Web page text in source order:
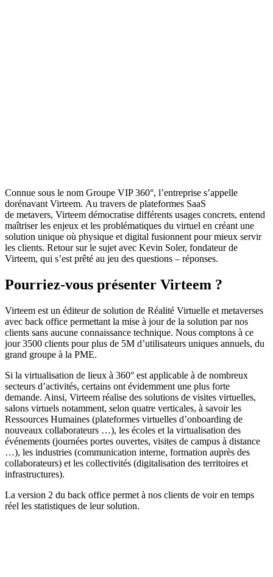
Connue sous le nom Groupe VIP 360°, l’entreprise s’appelle
dorénavant Virteem. Au travers de plateformes SaaS
de metavers, Virteem démocratise différents usages concrets, entend
maîtriser les enjeux et les problématiques du virtuel en créant une
solution unique où physique et digital fusionnent pour mieux servir
les clients. Retour sur le sujet avec Kevin Soler, fondateur de
Virteem, qui s’est prêté au jeu des questions – réponses.
Pourriez-vous présenter Virteem ?
Virteem est un éditeur de solution de Réalité Virtuelle et metaverses
avec back office permettant la mise à jour de la solution par nos
clients sans aucune connaissance technique. Nous comptons à ce
jour 3500 clients pour plus de 5M d’utilisateurs uniques annuels, du
grand groupe à la PME.
Si la virtualisation de lieux à 360° est applicable à de nombreux
secteurs d’activités, certains ont évidemment une plus forte
demande. Ainsi, Virteem réalise des solutions de visites virtuelles,
salons virtuels notamment, selon quatre verticales, à savoir les
Ressources Humaines (plateformes virtuelles d’onboarding de
nouveaux collaborateurs …), les écoles et la virtualisation des
événements (journées portes ouvertes, visites de campus à distance
…), les industries (communication interne, formation auprès des
collaborateurs) et les collectivités (digitalisation des territoires et
infrastructures).
La version 2 du back office permet à nos clients de voir en temps
réel les statistiques de leur solution.